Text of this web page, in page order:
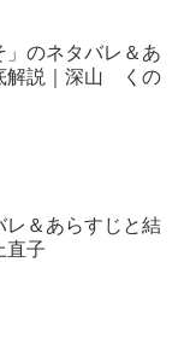
」のネタバレ＆あ
解説｜深山 くの
レ＆あらすじと結
直子